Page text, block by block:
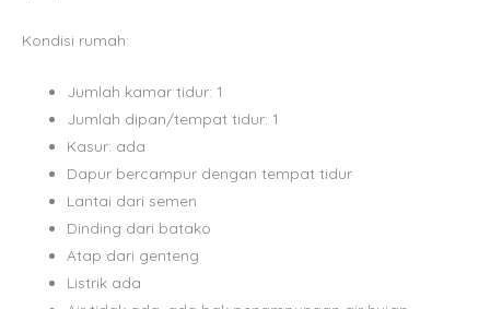
Kondisi rumah:
Jumlah kamar tidur: 1
Jumlah dipan/tempat tidur: 1
Kasur: ada
Dapur bercampur dengan tempat tidur
Lantai dari semen
Dinding dari batako
Atap dari genteng
Listrik ada